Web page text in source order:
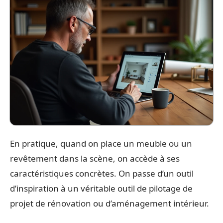
En pratique, quand on place un meuble ou un
revêtement dans la scène, on accède à ses
caractéristiques concrètes. On passe d’un outil
d’inspiration à un véritable outil de pilotage de
projet de rénovation ou d’aménagement intérieur.